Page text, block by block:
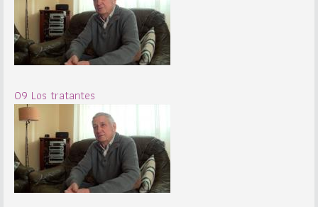
09 Los tratantes